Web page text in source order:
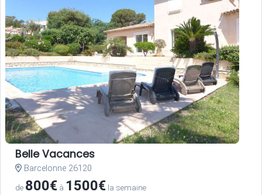
Belle Vacances
Barcelonne 26120
de 800€ à 1500€ la semaine